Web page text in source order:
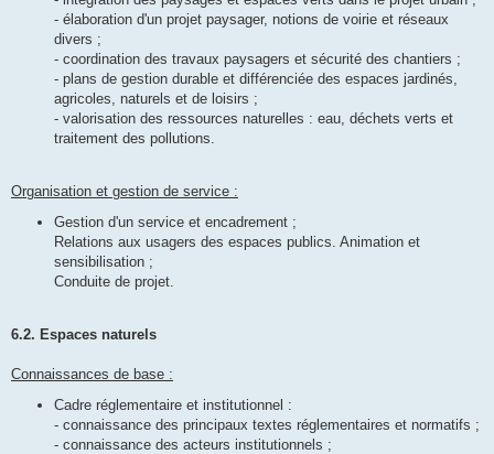
- élaboration d'un projet paysager, notions de voirie et réseaux
divers ;
- coordination des travaux paysagers et sécurité des chantiers ;
- plans de gestion durable et différenciée des espaces jardinés,
agricoles, naturels et de loisirs ;
- valorisation des ressources naturelles : eau, déchets verts et
traitement des pollutions.
Organisation et gestion de service :
Gestion d'un service et encadrement ;
Relations aux usagers des espaces publics. Animation et
sensibilisation ;
Conduite de projet.
6.2. Espaces naturels
Connaissances de base :
Cadre réglementaire et institutionnel :
- connaissance des principaux textes réglementaires et normatifs ;
- connaissance des acteurs institutionnels ;